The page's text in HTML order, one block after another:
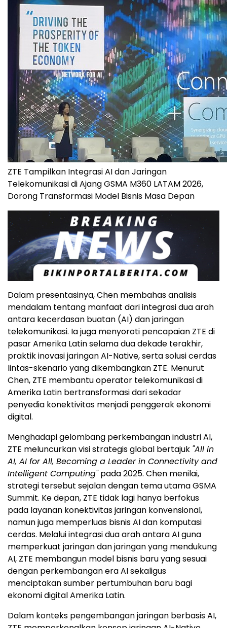
ZTE Tampilkan Integrasi AI dan Jaringan
Telekomunikasi di Ajang GSMA M360 LATAM 2026,
Dorong Transformasi Model Bisnis Masa Depan
Dalam presentasinya, Chen membahas analisis
mendalam tentang manfaat dari integrasi dua arah
antara kecerdasan buatan (AI) dan jaringan
telekomunikasi. Ia juga menyoroti pencapaian ZTE di
pasar Amerika Latin selama dua dekade terakhir,
praktik inovasi jaringan AI-Native, serta solusi cerdas
lintas-skenario yang dikembangkan ZTE. Menurut
Chen, ZTE membantu operator telekomunikasi di
Amerika Latin bertransformasi dari sekadar
penyedia konektivitas menjadi penggerak ekonomi
digital.
Menghadapi gelombang perkembangan industri AI,
ZTE meluncurkan visi strategis global bertajuk "All in
AI, AI for All, Becoming a Leader in Connectivity and
Intelligent Computing"pada 2025. Chen menilai,
strategi tersebut sejalan dengan tema utama GSMA
Summit. Ke depan, ZTE tidak lagi hanya berfokus
pada layanan konektivitas jaringan konvensional,
namun juga memperluas bisnis AI dan komputasi
cerdas. Melalui integrasi dua arah antara AI guna
memperkuat jaringan dan jaringan yang mendukung
AI, ZTE membangun model bisnis baru yang sesuai
dengan perkembangan era AI sekaligus
menciptakan sumber pertumbuhan baru bagi
ekonomi digital Amerika Latin.
Dalam konteks pengembangan jaringan berbasis AI,